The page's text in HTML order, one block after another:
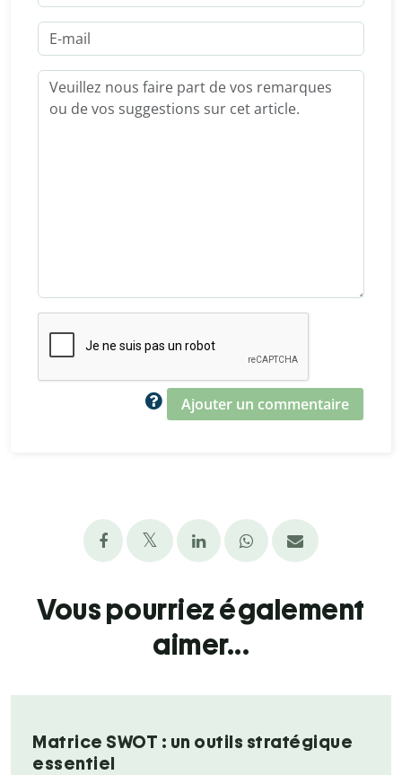
Ajouter un commentaire
Vous pourriez également
aimer...
Matrice SWOT : un outils stratégique
essentiel